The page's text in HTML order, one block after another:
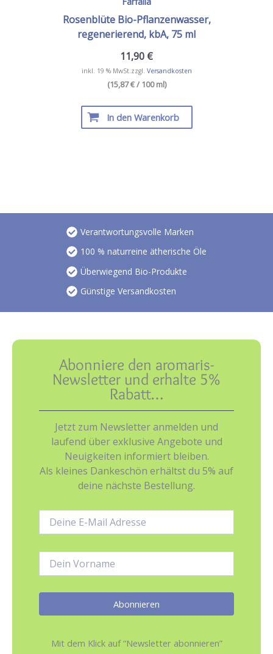
Rosenblüte Bio-Pflanzenwasser,
regenerierend, kbA, 75 ml
11,90 €
inkl. 19 % MwSt.zzgl. Versandkosten
(15,87 € / 100 ml)
In den Warenkorb
Verantwortungsvolle Marken
100 % naturreine ätherische Öle
Überwiegend Bio-Produkte
Günstige Versandkosten
Abonniere den aromaris-
Newsletter und erhalte 5%
Rabatt…
Jetzt zum Newsletter anmelden und
laufend über exklusive Angebote und
Neuigkeiten informiert bleiben.
Als kleines Dankeschön erhältst du 5% auf
deine nächste Bestellung.
Mail-
Mit dem Klick auf “Newsletter abonnieren”